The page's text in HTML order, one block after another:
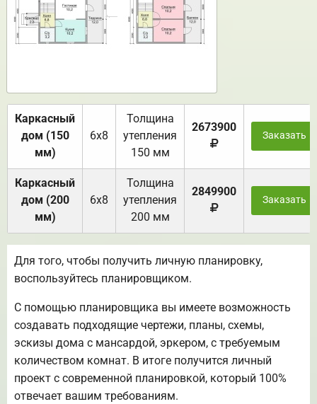
Каркасный
дом (150
мм)
6х8
Толщина
утепления
150 мм
2673900
Заказать
Каркасный
дом (200
мм)
6х8
Толщина
утепления
200 мм
2849900
Заказать
Для того, чтобы получить личную планировку,
воспользуйтесь планировщиком.
С помощью планировщика вы имеете возможность
создавать подходящие чертежи, планы, схемы,
эскизы дома с мансардой, эркером, с требуемым
количеством комнат. В итоге получится личный
проект с современной планировкой, который 100%
отвечает вашим требованиям.